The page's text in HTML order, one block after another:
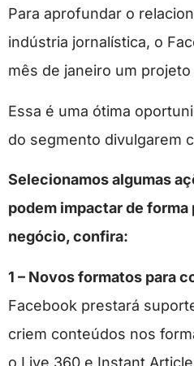
Para aprofundar o
indústria jornalística, o
mês de janeiro um
Essa é uma ótima
do segmento divulgarem
Selecionamos algumas
podem impactar de forma
negócio, confira:
1 – Novos formatos para
Facebook prestará
criem conteúdos nos
o Live 360 e Instant